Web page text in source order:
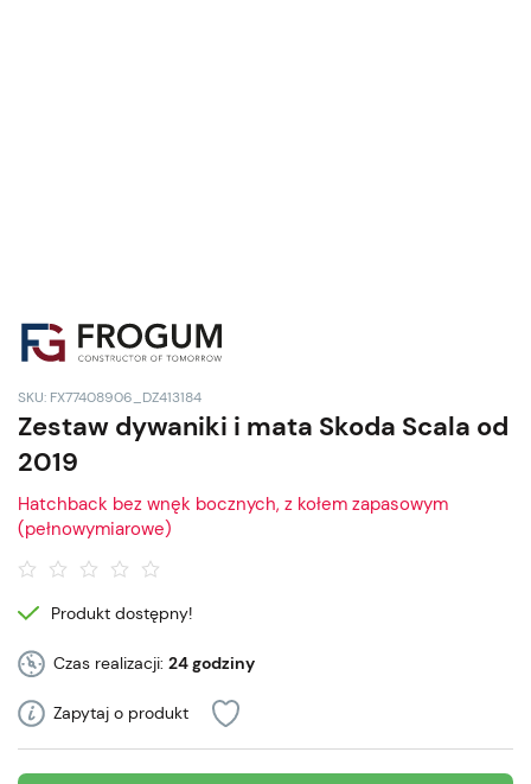
SKU: FX77408906_DZ413184
Zestaw dywaniki i mata Skoda Scala od
2019
Hatchback bez wnęk bocznych, z kołem zapasowym
(pełnowymiarowe)
Produkt dostępny!
Czas realizacji: 24 godziny
Zapytaj o produkt